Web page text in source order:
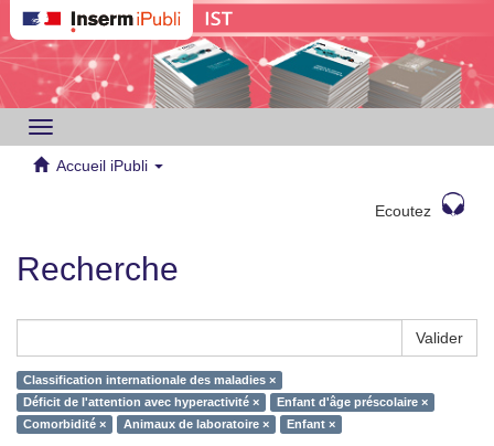
Toggle
navigation
Accueil iPubli
Ecoutez
Recherche
Valider
Classification internationale des maladies ×
Déficit de l'attention avec hyperactivité ×
Enfant d'âge préscolaire ×
Comorbidité ×
Animaux de laboratoire × Enfant ×